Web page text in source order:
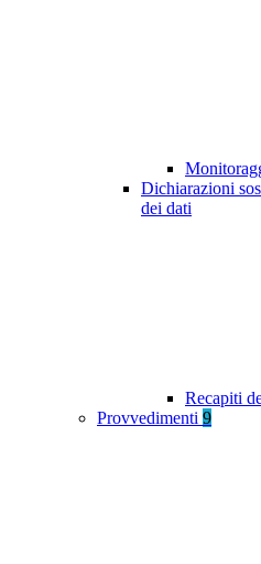
Dichiarazioni
dei dati
Recapiti
Provvedimenti 9